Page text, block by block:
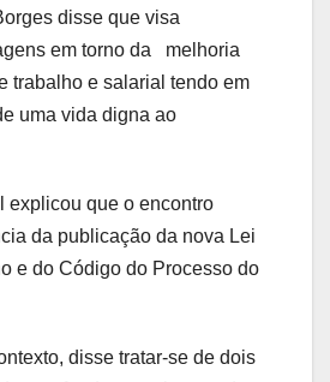
disse que visa
em torno da melhoria
trabalho e salarial tendo em
uma vida digna ao
explicou que o encontro
da publicação da nova Lei
e do Código do Processo do
disse tratar-se de dois